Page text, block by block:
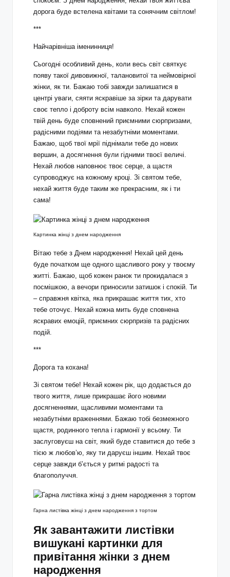
дорога буде встелена квітами та сонячним світлом!
***
Найчарівніша іменинниця!
Сьогодні особливий день, коли весь світ святкує
появу такої дивовижної, талановитої та неймовірної
жінки, як ти. Бажаю тобі завжди залишатися в
центрі уваги, сяяти яскравіше за зірки та дарувати
своє тепло і доброту всім навколо. Нехай кожен
твій день буде сповнений приємними сюрпризами,
радісними подіями та незабутніми моментами.
Бажаю, щоб твої мрії піднімали тебе до нових
вершин, а досягнення були гідними твоєї величі.
Нехай любов наповнює твоє серце, а щастя
супроводжує на кожному кроці. Зі святом тебе,
нехай життя буде таким же прекрасним, як і ти
сама!
Картинка жінці з днем народження
Вітаю тебе з Днем народження! Нехай цей день
буде початком ще одного щасливого року у твоєму
житті. Бажаю, щоб кожен ранок ти прокидалася з
посмішкою, а вечори приносили затишок і спокій. Ти
– справжня квітка, яка прикрашає життя тих, хто
тебе оточує. Нехай кожна мить буде сповнена
яскравих емоцій, приємних сюрпризів та радісних
подій.
***
Дорога та кохана!
Зі святом тебе! Нехай кожен рік, що додається до
твого життя, лише прикрашає його новими
досягненнями, щасливими моментами та
незабутніми враженнями. Бажаю тобі безмежного
щастя, родинного тепла і гармонії у всьому. Ти
заслуговуєш на світ, який буде ставитися до тебе з
тією ж любов’ю, яку ти даруєш іншим. Нехай твоє
серце завжди б’ється у ритмі радості та
благополуччя.
Гарна листівка жінці з днем народження з тортом
Як завантажити листівки
вишукані картинки для
привітання жінки з днем
народження